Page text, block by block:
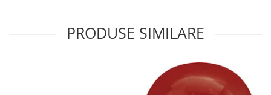
PRODUSE SIMILARE